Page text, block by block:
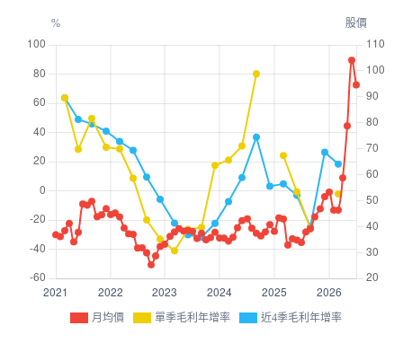
月均價 單季毛利年增率 近4季毛利年增率